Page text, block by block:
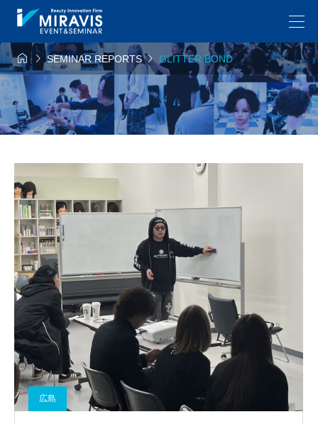
SEMINAR REPORTSGLITTER BOND
広島